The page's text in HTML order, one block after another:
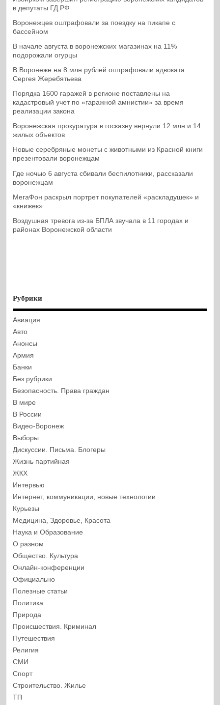
в депутаты ГД РФ
Воронежцев оштрафовали за поездку на пикапе с
бассейном
В начале августа в воронежских магазинах на 11%
подорожали огурцы
В Воронеже на 8 млн рублей оштрафовали адвоката
Сергея Жеребятьева
Порядка 1600 гаражей в регионе поставлены на
кадастровый учет по «гаражной амнистии» за время
реализации закона
Воронежская прокуратура в госказну вернули 12 млн и 14
жилых объектов
Новые серебряные монеты с животными из Красной книги
презентовали воронежцам
Где ночью 6 августа сбивали беспилотники, рассказали
воронежцам
МегаФон раскрыл портрет покупателей «раскладушек» и
«книжек»
Воздушная тревога из-за БПЛА звучала в 11 городах и
районах Воронежской области
Рубрики
Авиация
Авто
Анонсы
Армия
Банки
Без рубрики
Безопасность. Права граждан
В мире
В России
Видео-Воронеж
Выборы
Дискуссии. Письма. Блогеры
Жизнь партийная
ЖКХ
Интервью
Интернет, коммуникации, новые технологии
Курьезы
Медицина, Здоровье, Красота
Наука и Образование
О разном
Общество. Культура
Онлайн-конференции
Официально
Полезные статьи
Политика
Природа
Происшествия. Криминал
Путешествия
Религия
СМИ
Спорт
Строительство. Жилье
ТП